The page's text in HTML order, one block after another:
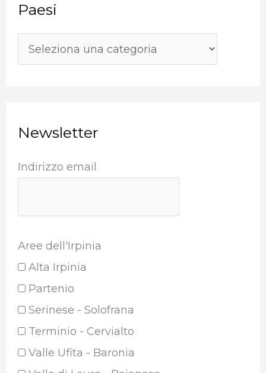
a
:
Paesi
Newsletter
Indirizzo email
Aree dell'Irpinia
Alta Irpinia
Partenio
Serinese - Solofrana
Terminio - Cervialto
Valle Ufita - Baronia